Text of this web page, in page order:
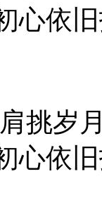
心依
挑岁
心依